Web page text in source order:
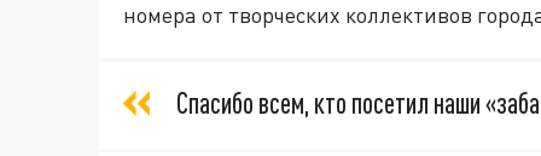
номера от творческих коллективов
Спасибо всем, кто посетил наши